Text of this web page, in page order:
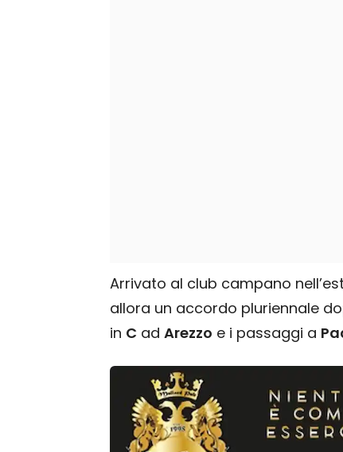
Arrivato al club campano
allora un accordo pluriennale
in C ad Arezzo e i passaggi a